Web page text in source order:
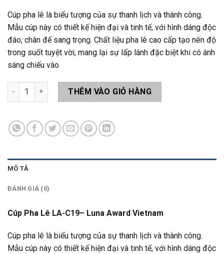
Cúp pha lê là biểu tượng của sự thanh lịch và thành công.
Mẫu cúp này có thiết kế hiện đại và tinh tế, với hình dáng độc
đáo, chân đế sang trọng. Chất liệu pha lê cao cấp tạo nên độ
trong suốt tuyệt vời, mang lại sự lấp lánh đặc biệt khi có ánh
sáng chiếu vào.
Cúp Pha Lê LA-C19 số lượngTHÊM VÀO GIỎ HÀNG
MÔ TẢ
ĐÁNH GIÁ (0)
Cúp Pha Lê LA-C19– Luna Award Vietnam
Cúp pha lê là biểu tượng của sự thanh lịch và thành công.
Mẫu cúp này có thiết kế hiện đại và tinh tế, với hình dáng độc